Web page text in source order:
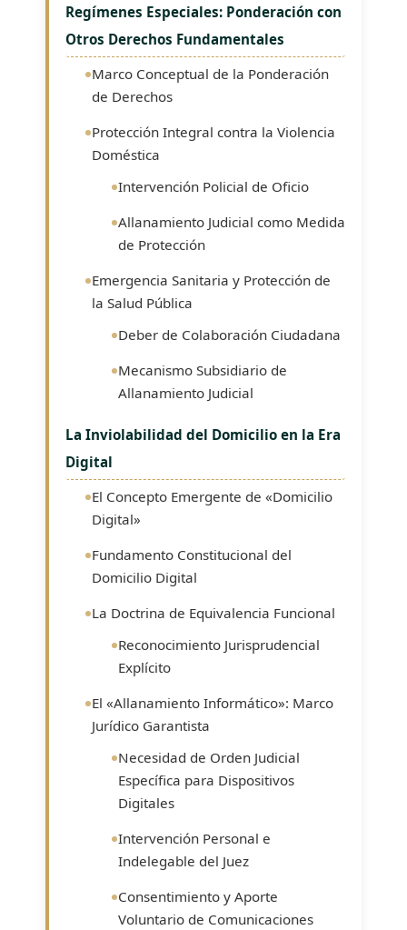
Regímenes Especiales: Ponderación con
Otros Derechos Fundamentales
Marco Conceptual de la Ponderación
de Derechos
Protección Integral contra la Violencia
Doméstica
Intervención Policial de Oficio
Allanamiento Judicial como Medida
de Protección
Emergencia Sanitaria y Protección de
la Salud Pública
Deber de Colaboración Ciudadana
Mecanismo Subsidiario de
Allanamiento Judicial
La Inviolabilidad del Domicilio en la Era
Digital
El Concepto Emergente de «Domicilio
Digital»
Fundamento Constitucional del
Domicilio Digital
La Doctrina de Equivalencia Funcional
Reconocimiento Jurisprudencial
Explícito
El «Allanamiento Informático»: Marco
Jurídico Garantista
Necesidad de Orden Judicial
Específica para Dispositivos
Digitales
Intervención Personal e
Indelegable del Juez
Consentimiento y Aporte
Voluntario de Comunicaciones